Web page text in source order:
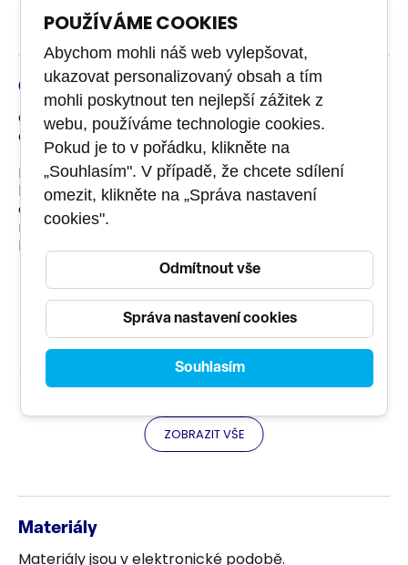
jak hodnotit rizika kvality a odhadovat úsilí při
testování
testovací techniky, které jsou užitečné v
agilních projektech
podpora nástrojů pro agilní testování.
Certifikace
Certifikační zkouška není součástí kurzu. Můžete si ji
doobjednat.
Neexistují žádné předpoklady pro účast na kurzu
bez složení zkoušky. Pokud si však chcete získat
certifikát ISTQB® Agile Tester Foundation Extension,
musíte již vlastnit certifikát ISTQB® nebo BCS
Foundation Level.
Doba trvání: 60 min
Minimální úspěšnost: 65%
40 otázek s možností výběru z více odpovědí
Typy zkoušek:
zkoušek na které se může přihlásit kdokoliv.
Tyto zkoušku jsou běžně prováděny v Praze,
Online zkoušky – Možnost online zkoušky z
pohodlí Vašeho domova.
Soukromé zkoušky – Soukromé zkoušky jsou
ZOBRAZIT VŠE
Materiály
Materiály jsou v elektronické podobě.
POUŽÍVÁME COOKIES
Abychom mohli náš web vylepšovat,
ukazovat personalizovaný obsah a tím
mohli poskytnout ten nejlepší zážitek z
webu, používáme technologie cookies.
Pokud je to v pořádku, klikněte na
„Souhlasím". V případě, že chcete sdílení
omezit, klikněte na „Správa nastavení
cookies".
Správa nastavení cookies
Odmítnout vše
Souhlasím